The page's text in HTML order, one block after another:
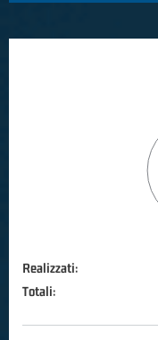
Realizzati:
Totali: